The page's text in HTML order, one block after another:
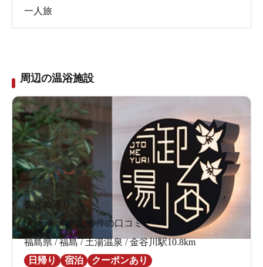
一人旅
周辺の温浴施設
御とめ湯り
★ ★★ ★ ★ 3.89件の口コミ
福島県 / 福島 / 土湯温泉 / 金谷川駅10.8km
日帰り
宿泊 クーポンあり